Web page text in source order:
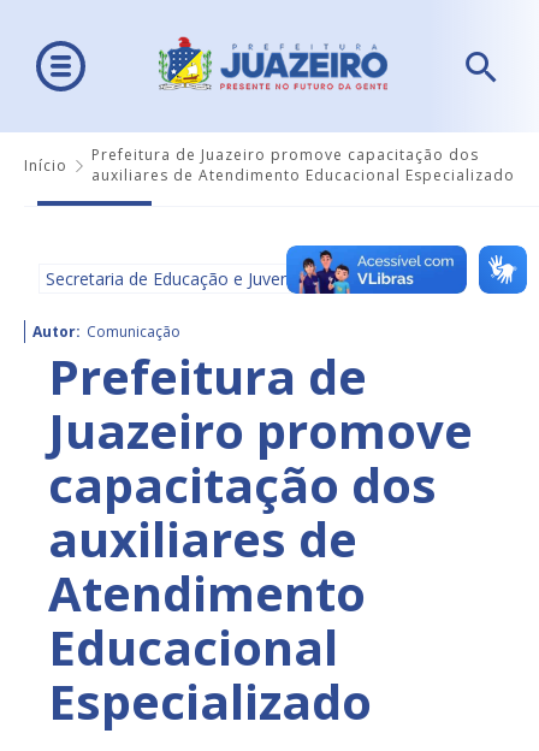
Início
Prefeitura de Juazeiro promove capacitação dos
auxiliares de Atendimento Educacional Especializado
Secretaria de Educação e Juventude - SEDUC
Autor: Comunicação
Prefeitura de
Juazeiro promove
capacitação dos
auxiliares de
Atendimento
Educacional
Especializado